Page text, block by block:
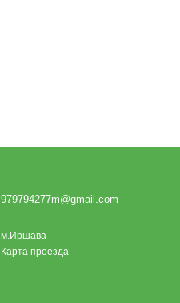
979794277m@gmail.com
м.Иршава
Карта проезда